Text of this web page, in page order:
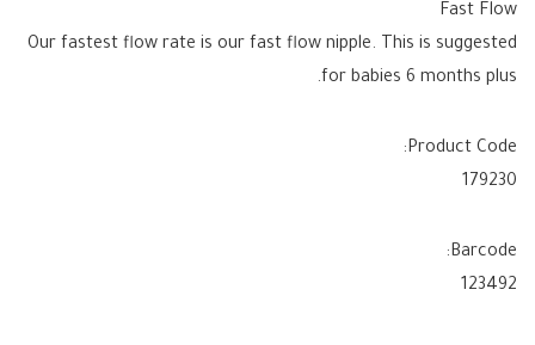
Fast Flow
Our fastest flow rate is our fast flow nipple. This is suggested
for babies 6 months plus.
Product Code:
179230
Barcode:
123492